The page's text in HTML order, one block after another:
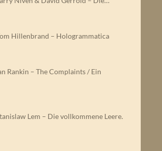
Hillenbrand – Hologrammatica
Rankin – The Complaints / Ein
Lem – Die vollkommene Leere.